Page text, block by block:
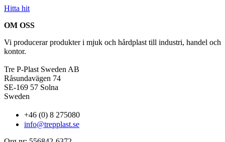
Hitta hit
OM OSS
Vi producerar produkter i mjuk och hårdplast till industri, handel och
kontor.
Tre P-Plast Sweden AB
Råsundavägen 74
SE-169 57 Solna
Sweden
+46 (0) 8 275080
info@trepplast.se